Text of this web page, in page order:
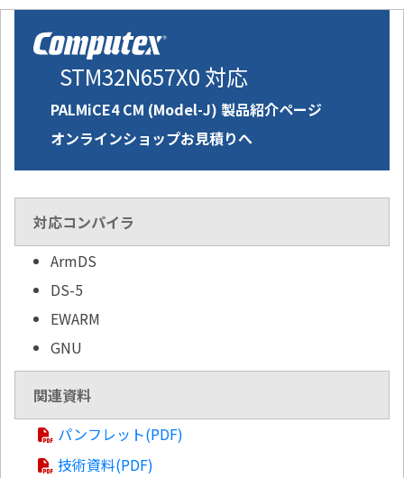
STM32N657X0 対応
PALMiCE4 CM (Model-J) 製品紹介ページ
オンラインショップお見積りへ
対応コンパイラ
ArmDS
DS-5
EWARM
GNU
関連資料
パンフレット(PDF)
技術資料(PDF)